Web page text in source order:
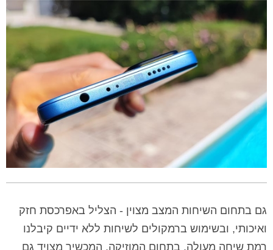
גם בתחום השיחות המצב מצוין - הצליל באפרכסת חזק
ואיכותי, ובשימוש ברמקולים לשיחות ללא ידיים קיבלנו
רמת שיחה מעולה. בתחום המוזיקה, המכשיר מצויד גם